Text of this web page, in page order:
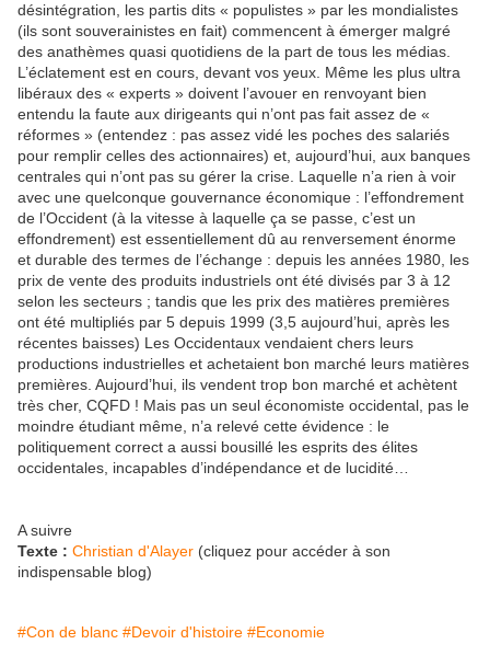
désintégration, les partis dits « populistes » par les mondialistes
(ils sont souverainistes en fait) commencent à émerger malgré
des anathèmes quasi quotidiens de la part de tous les médias.
L’éclatement est en cours, devant vos yeux. Même les plus ultra
libéraux des « experts » doivent l’avouer en renvoyant bien
entendu la faute aux dirigeants qui n’ont pas fait assez de «
réformes » (entendez : pas assez vidé les poches des salariés
pour remplir celles des actionnaires) et, aujourd’hui, aux banques
centrales qui n’ont pas su gérer la crise. Laquelle n’a rien à voir
avec une quelconque gouvernance économique : l’effondrement
de l’Occident (à la vitesse à laquelle ça se passe, c’est un
effondrement) est essentiellement dû au renversement énorme
et durable des termes de l’échange : depuis les années 1980, les
prix de vente des produits industriels ont été divisés par 3 à 12
selon les secteurs ; tandis que les prix des matières premières
ont été multipliés par 5 depuis 1999 (3,5 aujourd’hui, après les
récentes baisses) Les Occidentaux vendaient chers leurs
productions industrielles et achetaient bon marché leurs matières
premières. Aujourd’hui, ils vendent trop bon marché et achètent
très cher, CQFD ! Mais pas un seul économiste occidental, pas le
moindre étudiant même, n’a relevé cette évidence : le
politiquement correct a aussi bousillé les esprits des élites
occidentales, incapables d’indépendance et de lucidité…
A suivre
Texte : Christian d'Alayer (cliquez pour accéder à son
indispensable blog)
#Con de blanc #Devoir d'histoire #Economie